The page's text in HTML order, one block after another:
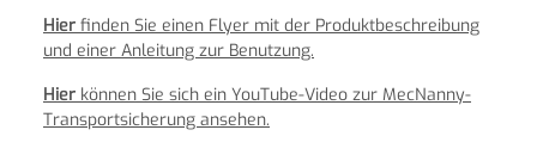
Hier finden Sie einen Flyer mit der Produktbeschreibung
und einer Anleitung zur Benutzung.
Hier können Sie sich ein YouTube-Video zur MecNanny-
Transportsicherung ansehen.